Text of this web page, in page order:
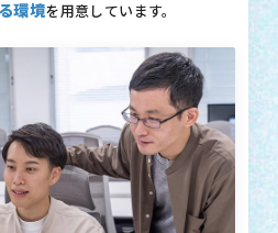
環境を用意しています。